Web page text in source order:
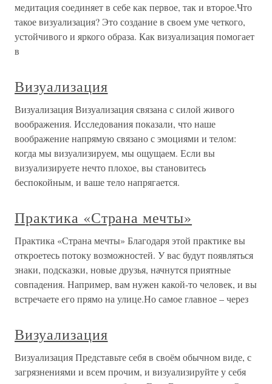
медитация соединяет в себе как первое, так и второе.Что
такое визуализация? Это создание в своем уме четкого,
устойчивого и яркого образа. Как визуализация помогает
в
Визуализация
Визуализация Визуализация связана с силой живого
воображения. Исследования показали, что наше
воображение напрямую связано с эмоциями и телом:
когда мы визуализируем, мы ощущаем. Если вы
визуализируете нечто плохое, вы становитесь
беспокойным, и ваше тело напрягается.
Практика «Страна мечты»
Практика «Страна мечты» Благодаря этой практике вы
откроетесь потоку возможностей. У вас будут появляться
знаки, подсказки, новые друзья, начнутся приятные
совпадения. Например, вам нужен какой-то человек, и вы
встречаете его прямо на улице.Но самое главное – через
Визуализация
Визуализация Представьте себя в своём обычном виде, с
загрязнениями и всем прочим, и визуализируйте у себя